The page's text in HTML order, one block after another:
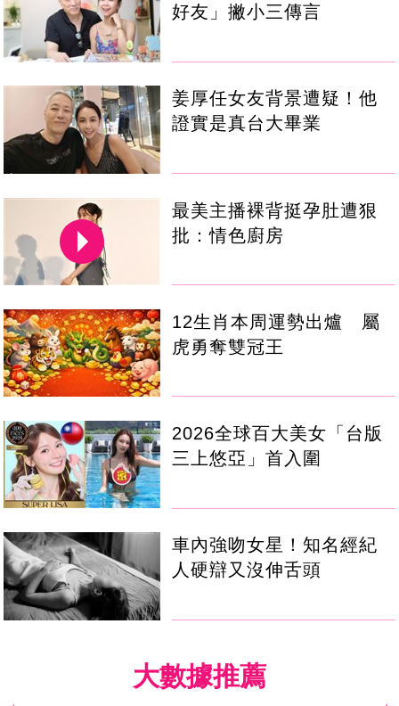
好友」撇小三傳言
姜厚任女友背景遭疑！他
證實是真台大畢業
最美主播裸背挺孕肚遭狠
批：情色廚房
12生肖本周運勢出爐 屬
虎勇奪雙冠王
2026全球百大美女「台版
三上悠亞」首入圍
車內強吻女星！知名經紀
人硬辯又沒伸舌頭
大數據推薦